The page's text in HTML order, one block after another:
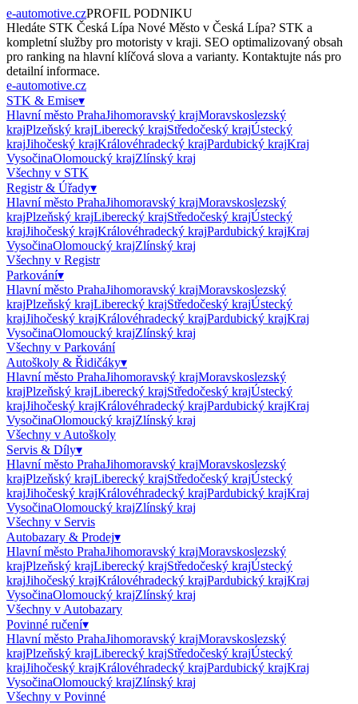
e-automotive.czPROFIL PODNIKU
Hledáte STK Česká Lípa Nové Město v Česká Lípa? STK a
kompletní služby pro motoristy v kraji. SEO optimalizovaný obsah
pro ranking na hlavní klíčová slova a varianty. Kontaktujte nás pro
detailní informace.
e-automotive.cz
STK & Emise▾
Hlavní město PrahaJihomoravský krajMoravskoslezský
krajPlzeňský krajLiberecký krajStředočeský krajÚstecký
krajJihočeský krajKrálovéhradecký krajPardubický krajKraj
VysočinaOlomoucký krajZlínský kraj
Všechny v STK
Registr & Úřady▾
Hlavní město PrahaJihomoravský krajMoravskoslezský
krajPlzeňský krajLiberecký krajStředočeský krajÚstecký
krajJihočeský krajKrálovéhradecký krajPardubický krajKraj
VysočinaOlomoucký krajZlínský kraj
Všechny v Registr
Parkování▾
Hlavní město PrahaJihomoravský krajMoravskoslezský
krajPlzeňský krajLiberecký krajStředočeský krajÚstecký
krajJihočeský krajKrálovéhradecký krajPardubický krajKraj
VysočinaOlomoucký krajZlínský kraj
Všechny v Parkování
Autoškoly & Řidičáky▾
Hlavní město PrahaJihomoravský krajMoravskoslezský
krajPlzeňský krajLiberecký krajStředočeský krajÚstecký
krajJihočeský krajKrálovéhradecký krajPardubický krajKraj
VysočinaOlomoucký krajZlínský kraj
Všechny v Autoškoly
Servis & Díly▾
Hlavní město PrahaJihomoravský krajMoravskoslezský
krajPlzeňský krajLiberecký krajStředočeský krajÚstecký
krajJihočeský krajKrálovéhradecký krajPardubický krajKraj
VysočinaOlomoucký krajZlínský kraj
Všechny v Servis
Autobazary & Prodej▾
Hlavní město PrahaJihomoravský krajMoravskoslezský
krajPlzeňský krajLiberecký krajStředočeský krajÚstecký
krajJihočeský krajKrálovéhradecký krajPardubický krajKraj
VysočinaOlomoucký krajZlínský kraj
Všechny v Autobazary
Povinné ručení▾
Hlavní město PrahaJihomoravský krajMoravskoslezský
krajPlzeňský krajLiberecký krajStředočeský krajÚstecký
krajJihočeský krajKrálovéhradecký krajPardubický krajKraj
VysočinaOlomoucký krajZlínský kraj
Všechny v Povinné